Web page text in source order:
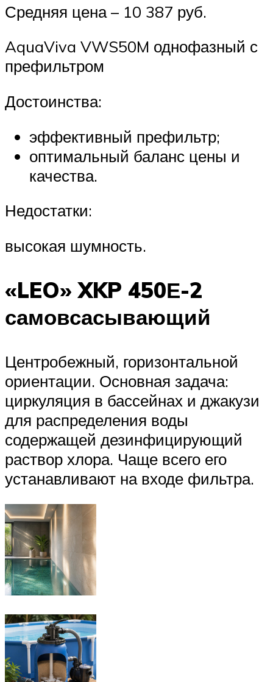
Средняя цена – 10 387 руб.
AquaViva VWS50M однофазный с
префильтром
Достоинства:
эффективный префильтр;
оптимальный баланс цены и
качества.
Недостатки:
высокая шумность.
«LEO» XKP 450Е-2
самовсасывающий
Центробежный, горизонтальной
ориентации. Основная задача:
циркуляция в бассейнах и джакузи
для распределения воды
содержащей дезинфицирующий
раствор хлора. Чаще всего его
устанавливают на входе фильтра.